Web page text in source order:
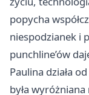
popycha
niespodzianek i
punchline’ów
Paulina działa
była